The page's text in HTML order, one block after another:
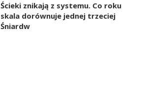
Ścieki znikają z systemu. Co roku
skala dorównuje jednej trzeciej
Śniardw